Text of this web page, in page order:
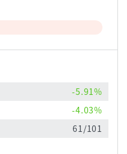
-5.91%
-4.03%
61/101